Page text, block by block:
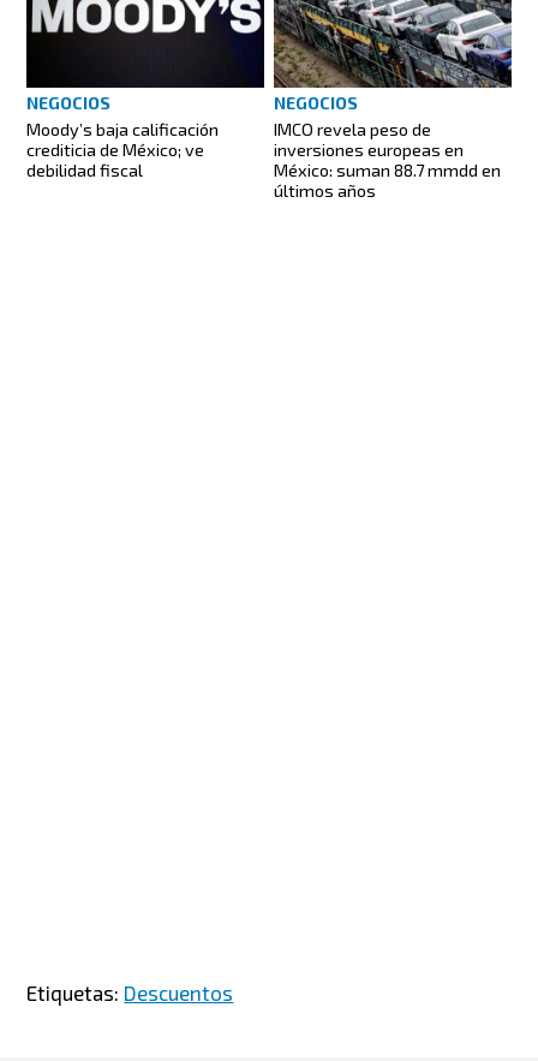
NEGOCIOS
Moody’s baja calificación
crediticia de México; ve
debilidad fiscal
NEGOCIOS
IMCO revela peso de
inversiones europeas en
México: suman 88.7 mmdd en
últimos años
Etiquetas: Descuentos